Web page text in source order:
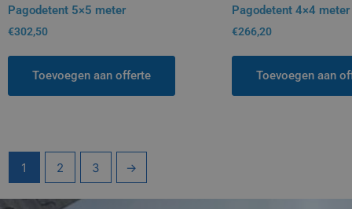
Pagodetent 5×5 meter
€302,50
Toevoegen aan offerte
Pagodetent 4×4 meter
€266,20
Toevoegen aan
1 2 3 →